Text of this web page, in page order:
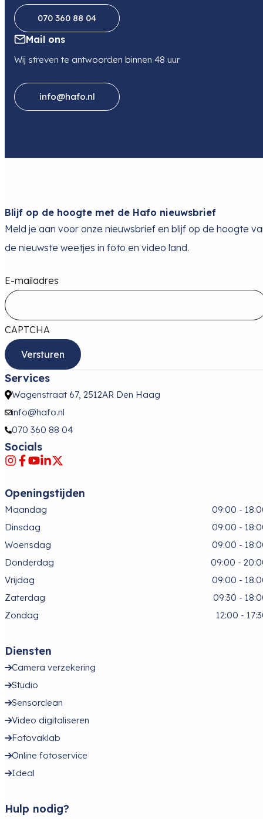
070 360 88 04
Mail ons
Wij streven te antwoorden binnen 48 uur
info@hafo.nl
Blijf op de hoogte met de Hafo nieuwsbrief
Meld je aan voor onze nieuwsbrief en blijf op de hoogte
de nieuwste weetjes in foto en video land.
E-mailadres
CAPTCHA
Services
Wagenstraat 67, 2512AR Den Haag
info@hafo.nl
070 360 88 04
Socials
Openingstijden
Maandag
09:00 -
Dinsdag
09:00 -
Woensdag
09:00 -
Donderdag
09:00 -
Vrijdag
09:00 -
Zaterdag
09:30 -
Zondag
12:00 -
Diensten
Camera verzekering
Studio
Sensorclean
Video digitaliseren
Fotovaklab
Online fotoservice
Ideal
Hulp nodig?